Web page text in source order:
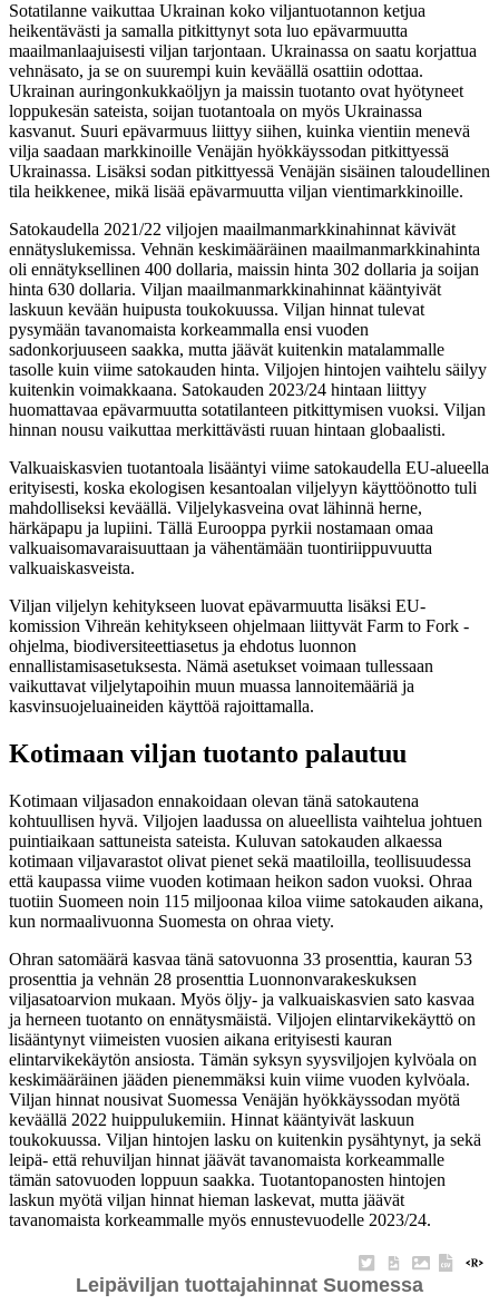
Sotatilanne vaikuttaa Ukrainan koko viljantuotannon ketjua
heikentävästi ja samalla pitkittynyt sota luo epävarmuutta
maailmanlaajuisesti viljan tarjontaan. Ukrainassa on saatu korjattua
vehnäsato, ja se on suurempi kuin keväällä osattiin odottaa.
Ukrainan auringonkukkaöljyn ja maissin tuotanto ovat hyötyneet
loppukesän sateista, soijan tuotantoala on myös Ukrainassa
kasvanut. Suuri epävarmuus liittyy siihen, kuinka vientiin menevä
vilja saadaan markkinoille Venäjän hyökkäyssodan pitkittyessä
Ukrainassa. Lisäksi sodan pitkittyessä Venäjän sisäinen taloudellinen
tila heikkenee, mikä lisää epävarmuutta viljan vientimarkkinoille.
Satokaudella 2021/22 viljojen maailmanmarkkinahinnat kävivät
ennätyslukemissa. Vehnän keskimääräinen maailmanmarkkinahinta
oli ennätyksellinen 400 dollaria, maissin hinta 302 dollaria ja soijan
hinta 630 dollaria. Viljan maailmanmarkkinahinnat kääntyivät
laskuun kevään huipusta toukokuussa. Viljan hinnat tulevat
pysymään tavanomaista korkeammalla ensi vuoden
sadonkorjuuseen saakka, mutta jäävät kuitenkin matalammalle
tasolle kuin viime satokauden hinta. Viljojen hintojen vaihtelu säilyy
kuitenkin voimakkaana. Satokauden 2023/24 hintaan liittyy
huomattavaa epävarmuutta sotatilanteen pitkittymisen vuoksi. Viljan
hinnan nousu vaikuttaa merkittävästi ruuan hintaan globaalisti.
Valkuaiskasvien tuotantoala lisääntyi viime satokaudella EU-alueella
erityisesti, koska ekologisen kesantoalan viljelyyn käyttöönotto tuli
mahdolliseksi keväällä. Viljelykasveina ovat lähinnä herne,
härkäpapu ja lupiini. Tällä Eurooppa pyrkii nostamaan omaa
valkuaisomavaraisuuttaan ja vähentämään tuontiriippuvuutta
valkuaiskasveista.
Viljan viljelyn kehitykseen luovat epävarmuutta lisäksi EU-
komission Vihreän kehitykseen ohjelmaan liittyvät Farm to Fork -
ohjelma, biodiversiteettiasetus ja ehdotus luonnon
ennallistamisasetuksesta. Nämä asetukset voimaan tullessaan
vaikuttavat viljelytapoihin muun muassa lannoitemääriä ja
kasvinsuojeluaineiden käyttöä rajoittamalla.
Kotimaan viljan tuotanto palautuu
Kotimaan viljasadon ennakoidaan olevan tänä satokautena
kohtuullisen hyvä. Viljojen laadussa on alueellista vaihtelua johtuen
puintiaikaan sattuneista sateista. Kuluvan satokauden alkaessa
kotimaan viljavarastot olivat pienet sekä maatiloilla, teollisuudessa
että kaupassa viime vuoden kotimaan heikon sadon vuoksi. Ohraa
tuotiin Suomeen noin 115 miljoonaa kiloa viime satokauden aikana,
kun normaalivuonna Suomesta on ohraa viety.
Ohran satomäärä kasvaa tänä satovuonna 33 prosenttia, kauran 53
prosenttia ja vehnän 28 prosenttia Luonnonvarakeskuksen
viljasatoarvion mukaan. Myös öljy- ja valkuaiskasvien sato kasvaa
ja herneen tuotanto on ennätysmäistä. Viljojen elintarvikekäyttö on
lisääntynyt viimeisten vuosien aikana erityisesti kauran
elintarvikekäytön ansiosta. Tämän syksyn syysviljojen kylvöala on
keskimääräinen jääden pienemmäksi kuin viime vuoden kylvöala.
Viljan hinnat nousivat Suomessa Venäjän hyökkäyssodan myötä
keväällä 2022 huippulukemiin. Hinnat kääntyivät laskuun
toukokuussa. Viljan hintojen lasku on kuitenkin pysähtynyt, ja sekä
leipä- että rehuviljan hinnat jäävät tavanomaista korkeammalle
tämän satovuoden loppuun saakka. Tuotantopanosten hintojen
laskun myötä viljan hinnat hieman laskevat, mutta jäävät
tavanomaista korkeammalle myös ennustevuodelle 2023/24.